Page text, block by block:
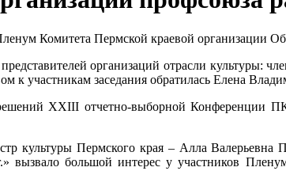
Комитета Пермской краевой организации
организаций отрасли
к участникам заседания обратилась Елена
XXIII отчетно-выборной Конференции
культуры Пермского края – Алла
вызвало большой интерес у участников